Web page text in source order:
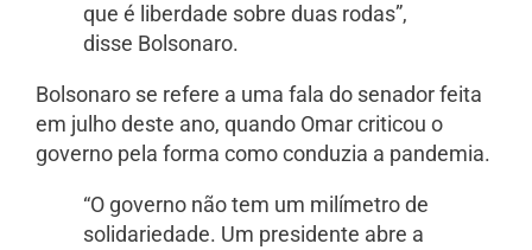
que é liberdade sobre duas rodas”,
disse Bolsonaro.
Bolsonaro se refere a uma fala do senador feita
em julho deste ano, quando Omar criticou o
governo pela forma como conduzia a pandemia.
“O governo não tem um milímetro de
solidariedade. Um presidente abre a